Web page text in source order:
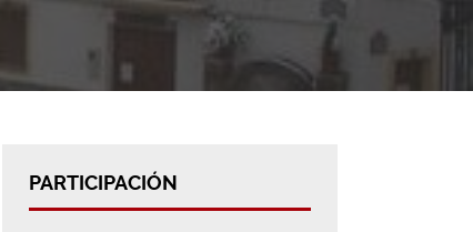
PARTICIPACIÓN